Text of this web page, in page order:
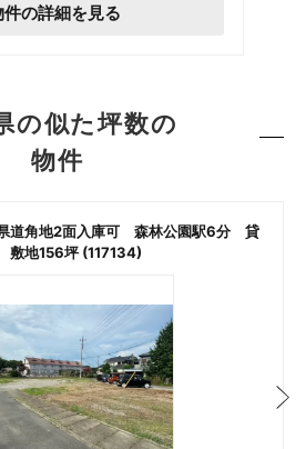
件の詳細を見る
の似た坪数の
物件
道角地2面入庫可 森林公園駅6分 貸
地156坪 (117134)